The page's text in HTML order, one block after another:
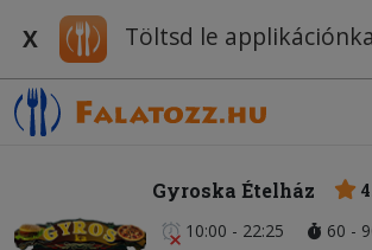
X Töltsd le
Gyroska Ételház
10:00 - 22:25
60 -